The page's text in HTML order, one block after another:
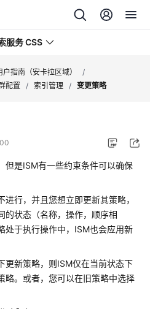
服务 CSS
户指南（安卡拉区域）
/
配置 / 索引管理 / 变更策略
但是ISM有一些约束条件可以确保
行，并且您想立即更新其策略，
的状态（名称，操作，顺序相
处于执行操作中，ISM也会应用新
更新策略，则ISM仅在当前状态下
略。或者，您可以在旧策略中选择